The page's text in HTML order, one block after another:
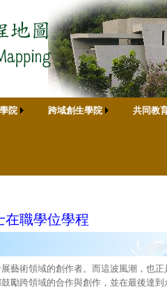
院 跨域創生學院
共同教
職學位學程
藝術領域的創作者。而這波風潮，也
勵跨領域的合作與創作，並在最後達